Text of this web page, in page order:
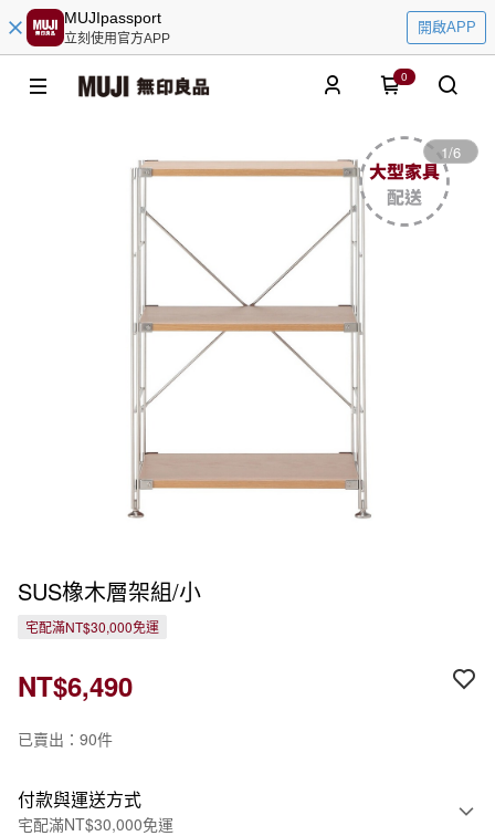
MUJIpassport
立刻使用官方APP
開啟APP
0
1/6
SUS橡木層架組/小
宅配滿NT$30,000免運
NT$6,490
已賣出：90件
付款與運送方式
宅配滿NT$30,000免運